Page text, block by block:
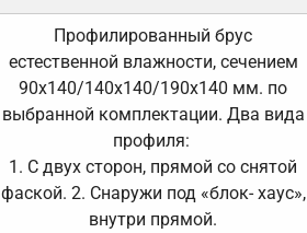
Профилированный брус
естественной влажности, сечением
90х140/140х140/190х140 мм. по
выбранной комплектации. Два вида
профиля:
1. С двух сторон, прямой со снятой
фаской. 2. Снаружи под «блок- хаус»,
внутри прямой.